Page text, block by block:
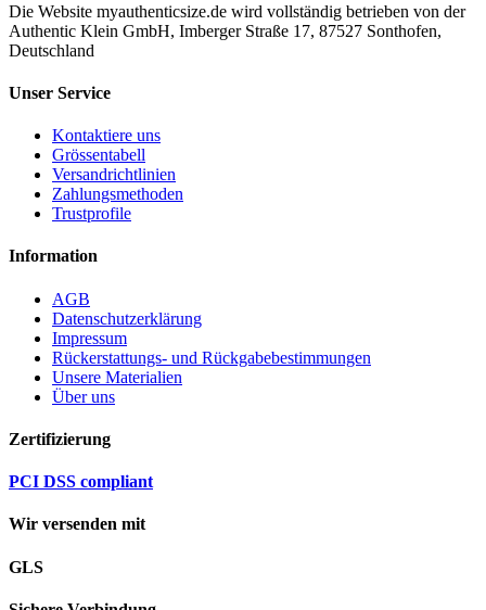
Die Website myauthenticsize.de wird vollständig betrieben von der
Authentic Klein GmbH, Imberger Straße 17, 87527 Sonthofen,
Deutschland
Unser Service
Kontaktiere uns
Grössentabell
Versandrichtlinien
Zahlungsmethoden
Trustprofile
Information
AGB
Datenschutzerklärung
Impressum
Rückerstattungs- und Rückgabebestimmungen
Unsere Materialien
Über uns
Zertifizierung
PCI DSS compliant
Wir versenden mit
GLS